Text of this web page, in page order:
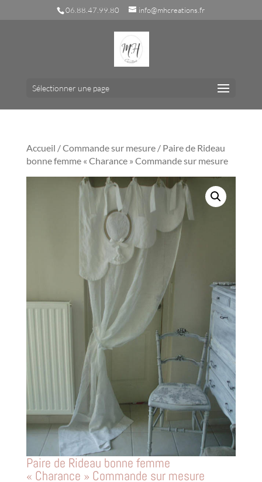
06.88.47.99.80 info@mhcreations.fr
Sélectionner une page
Accueil /Commande sur mesure/ Paire de Rideau
bonne femme « Charance » Commande sur mesure
Paire de Rideau bonne femme
« Charance » Commande sur mesure